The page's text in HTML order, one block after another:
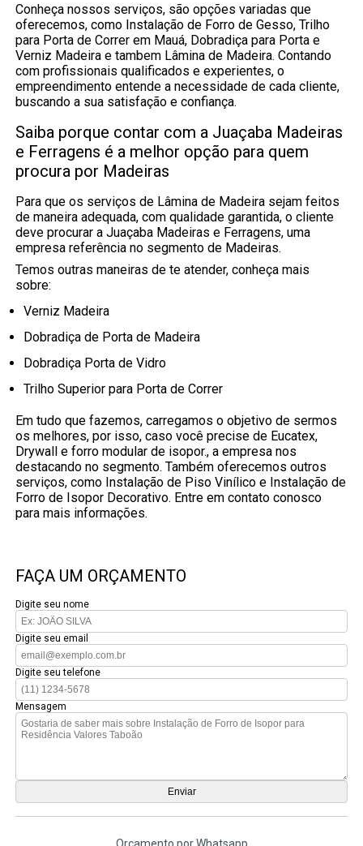
Conheça nossos serviços, são opções variadas que
oferecemos, como Instalação de Forro de Gesso, Trilho
para Porta de Correr em Mauá, Dobradiça para Porta e
Verniz Madeira e tambem Lâmina de Madeira. Contando
com profissionais qualificados e experientes, o
empreendimento entende a necessidade de cada cliente,
buscando a sua satisfação e confiança.
Saiba porque contar com a Juaçaba Madeiras
e Ferragens é a melhor opção para quem
procura por Madeiras
Para que os serviços de Lâmina de Madeira sejam feitos
de maneira adequada, com qualidade garantida, o cliente
deve procurar a Juaçaba Madeiras e Ferragens, uma
empresa referência no segmento de Madeiras.
Temos outras maneiras de te atender, conheça mais
sobre:
Verniz Madeira
Dobradiça de Porta de Madeira
Dobradiça Porta de Vidro
Trilho Superior para Porta de Correr
Em tudo que fazemos, carregamos o objetivo de sermos
os melhores, por isso, caso você precise de Eucatex,
Drywall e forro modular de isopor., a empresa nos
destacando no segmento. Também oferecemos outros
serviços, como Instalação de Piso Vinílico e Instalação de
Forro de Isopor Decorativo. Entre em contato conosco
para mais informações.
FAÇA UM ORÇAMENTO
Digite seu nome
Digite seu email
Digite seu telefone
Mensagem
Orçamento por Whatsapp